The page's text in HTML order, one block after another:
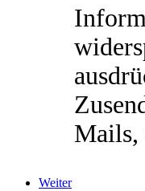
Mails,
Weiter